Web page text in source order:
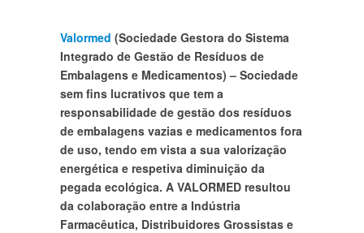
Valormed (Sociedade Gestora do Sistema
Integrado de Gestão de Resíduos de
Embalagens e Medicamentos) – Sociedade
sem fins lucrativos que tem a
responsabilidade de gestão dos resíduos
de embalagens vazias e medicamentos fora
de uso, tendo em vista a sua valorização
energética e respetiva diminuição da
pegada ecológica. A VALORMED resultou
da colaboração entre a Indústria
Farmacêutica, Distribuidores Grossistas e